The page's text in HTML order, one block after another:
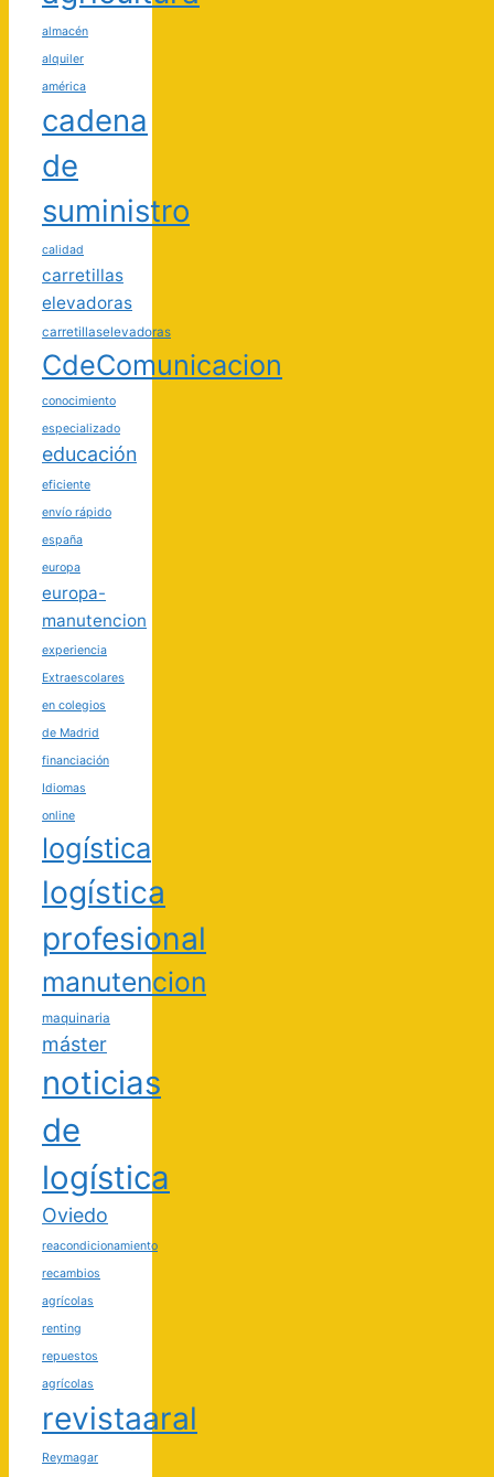
almacén
alquiler
américa
cadena
de
suministro
calidad
carretillas
elevadoras
carretillaselevadoras
CdeComunicacion
conocimiento
especializado
educación
eficiente
envío rápido
españa
europa
europa-
manutencion
experiencia
Extraescolares
en colegios
de Madrid
financiación
Idiomas
online
logística
logística
profesional
manutencion
maquinaria
máster
noticias
de
logística
Oviedo
reacondicionamiento
recambios
agrícolas
renting
repuestos
agrícolas
revistaaral
Reymagar